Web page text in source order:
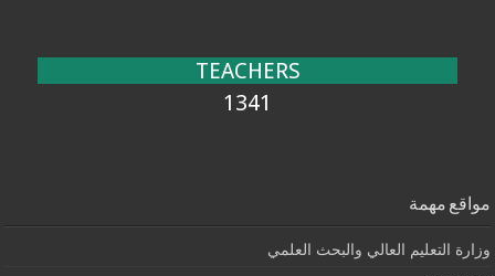
TEACHERS
1341
مواقع مهمة
وزارة التعليم العالي والبحث العلمي